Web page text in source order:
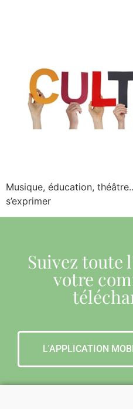
Musique, éducation,
s’exprimer
Suivez toute
votre
L'APPLICATION